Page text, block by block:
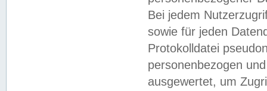
Bei jedem
sowie für jeden
Protokolldatei
personenbezogen
ausgewertet, um